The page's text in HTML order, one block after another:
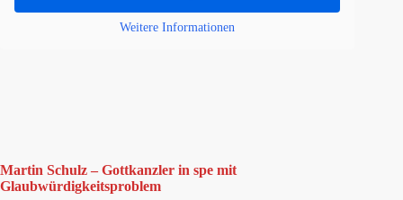
Weitere Informationen
Martin Schulz – Gottkanzler in spe mit
Glaubwürdigkeitsproblem